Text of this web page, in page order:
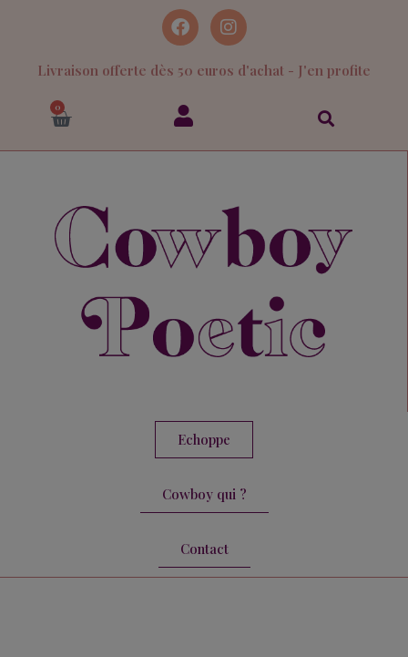
Livraison offerte dès 50 euros d'achat - J'en profite
0
Echoppe
Cowboy qui ?
Contact